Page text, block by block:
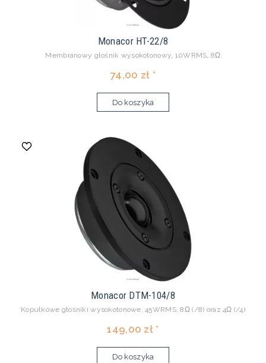
Monacor HT-22/8
Membranowy głośnik wysokotonowy, 10WRMS, 8Ω
74,00 zł *
Do koszyka
Monacor DTM-104/8
Kopułkowe głośniki wysokotonowe, 45WRMS, 8Ω (/8) oraz 4Ω (/4)
149,00 zł *
Do koszyka